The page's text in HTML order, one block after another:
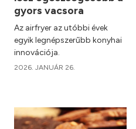
gyors vacsora
Az airfryer az utóbbi évek
egyik legnépszerűbb konyhai
innovációja.
2026. JANUÁR 26.